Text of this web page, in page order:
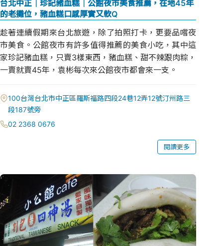
台北中正｜珍記豬血糕｜公館夜市美食推薦，在地45年
的老攤位，豬血糕口感厚實又軟Q
趁著連續假期來台北旅遊，除了拍照打卡，更要品嚐夜
市美食。公館夜市有許多值得推薦的美食小吃，其中這
家珍記豬血糕，只賣3樣東西，豬血糕、甜不辣跟肉粽，
一賣就賣45年，袁彬每次來公館夜市都會來一支。
100台灣台北市中正區羅斯福路四段24巷12弄12號汀州路三
段187號旁
02 2368 0676
閱讀更多